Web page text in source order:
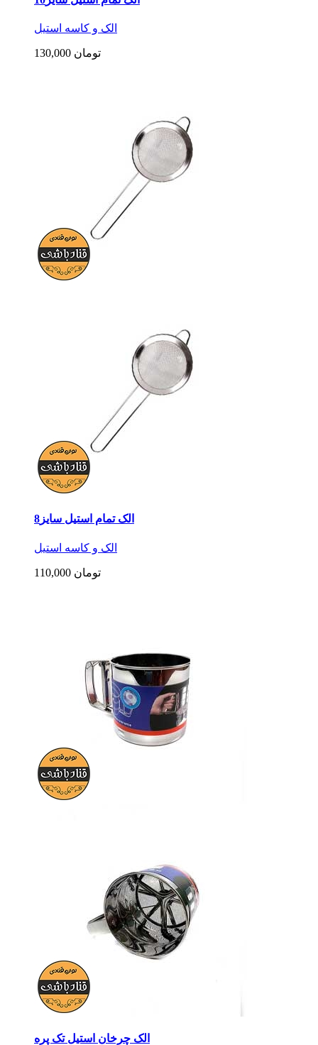
الک و کاسه استیل
130,000 تومان
الک تمام استیل سایز8
الک و کاسه استیل
110,000 تومان
الک چرخان استیل تک پره